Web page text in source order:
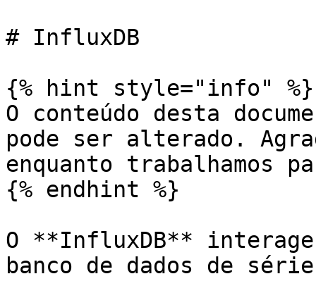
# InfluxDB
{% hint style="info" %}
O conteúdo desta
pode ser alterado.
enquanto trabalhamos
{% endhint %}
O **InfluxDB**
banco de dados de